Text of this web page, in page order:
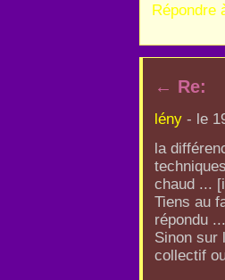
Répondre
← Re:
lény- le
la
chaud ...
Tiens au
répondu
Sinon sur
collectif